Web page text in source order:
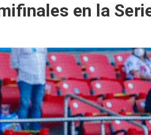
en la